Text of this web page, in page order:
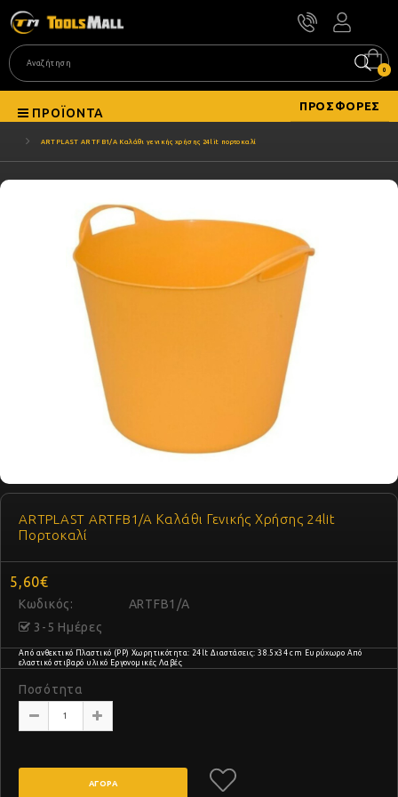
0
ΠΡΟΪΌΝΤΑ ΠΡΟΣΦΟΡΈΣ
ARTPLAST ARTFB1/A Καλάθι γενικής χρήσης 24lit πορτοκαλί
ARTPLAST ARTFB1/A Καλάθι Γενικής Χρήσης 24lit
Πορτοκαλί
5,60€
Κωδικός:
ARTFB1/A
3-5 Ημέρες
Ποσότητα
Από ανθεκτικό Πλαστικό (PP) Χωρητικότητα: 24lt Διαστάσεις: 38.5x34 cm Ευρύχωρο Από
ελαστικό στιβαρό υλικό Εργονομικές Λαβές